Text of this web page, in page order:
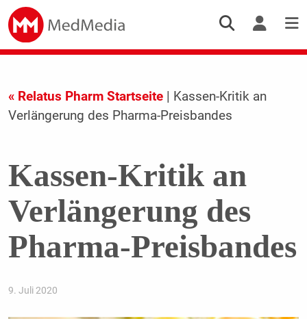
« Relatus Pharm Startseite| Kassen-Kritik an
Verlängerung des Pharma-Preisbandes
Kassen-Kritik an
Verlängerung des
Pharma-Preisbandes
9. Juli 2020